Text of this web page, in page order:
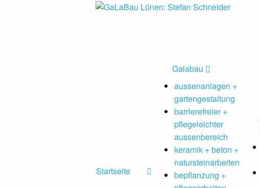
Startseite
Galabau
aussenanlagen +
gartengestaltung
barrierefreier +
pflegeleichter
aussenbereich
keramik + beton +
natursteinarbeiten
bepflanzung +